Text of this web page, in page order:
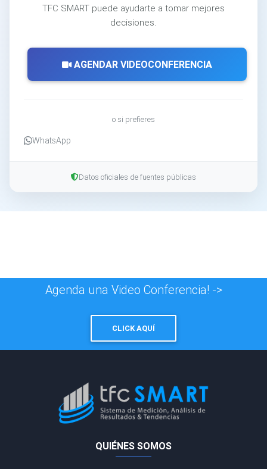
TFC SMART puede ayudarte a tomar mejores
decisiones.
AGENDAR VIDEOCONFERENCIA
o si prefieres
WhatsApp
Datos oficiales de fuentes públicas
Agenda una Video Conferencia! ->
CLICK AQUÍ
QUIÉNES SOMOS